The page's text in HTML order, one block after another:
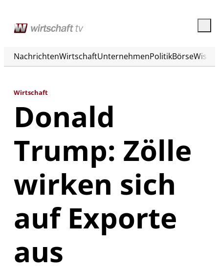
NachrichtenWirtschaftUnternehmenPolitikBörse
Wirtschaft
Donald
Trump: Zölle
wirken sich
auf Exporte
aus